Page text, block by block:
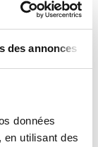
des annonces
données
en utilisant des
- 18:33